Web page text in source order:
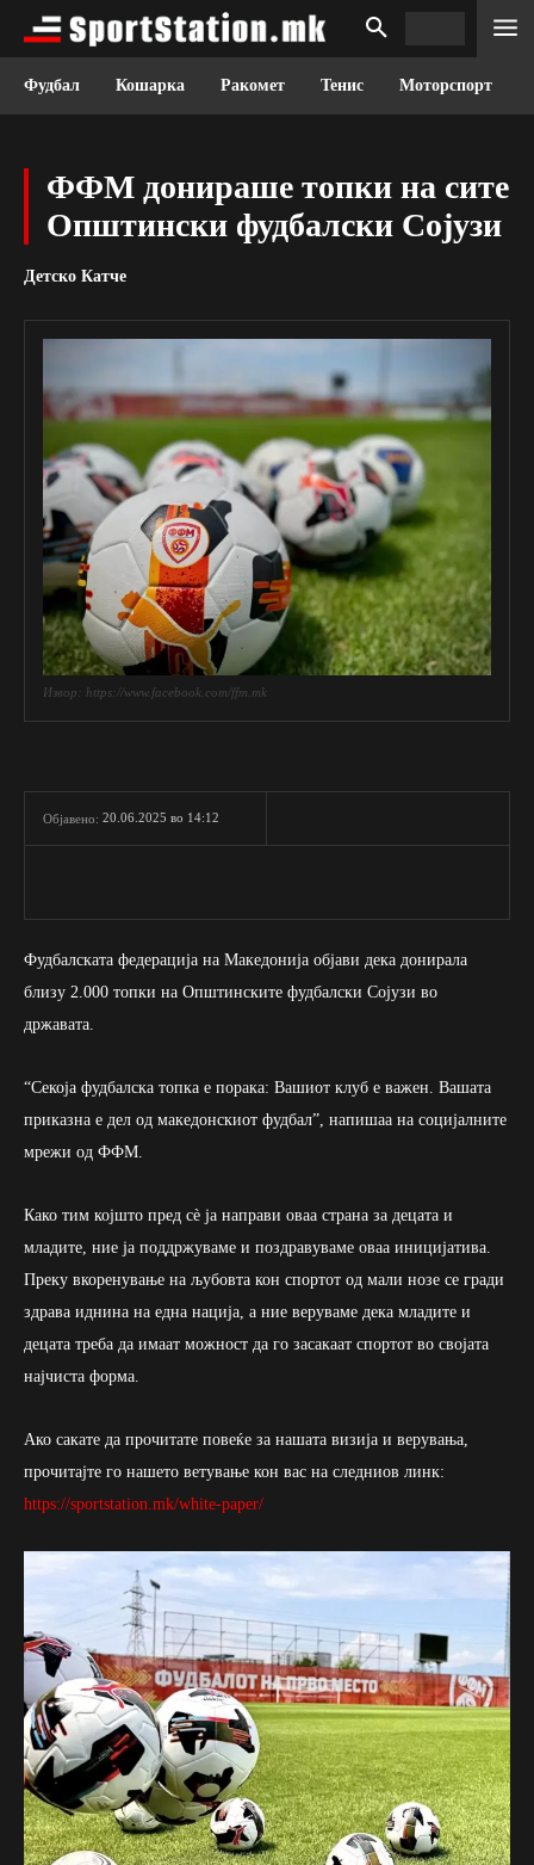
Фудбал Кошарка Ракомет Тенис Моторспорт
ФФМ донираше топки на сите
Општински фудбалски Сојузи
Детско Катче
Извор: https://www.facebook.com/ffm.mk
Објавено: 20.06.2025 во 14:12
Фудбалската федерација на Македонија објави дека донирала
близу 2.000 топки на Општинските фудбалски Сојузи во
државата.
“Секоја фудбалска топка е порака: Вашиот клуб е важен. Вашата
приказна е дел од македонскиот фудбал”, напишаа на социјалните
мрежи од ФФМ.
Како тим којшто пред сè ја направи оваа страна за децата и
младите, ние ја поддржуваме и поздравуваме оваа иницијатива.
Преку вкоренување на љубовта кон спортот од мали нозе се гради
здрава иднина на една нација, а ние веруваме дека младите и
децата треба да имаат можност да го засакаат спортот во својата
најчиста форма.
Ако сакате да прочитате повеќе за нашата визија и верувања,
прочитајте го нашето ветување кон вас на следниов линк:
https://sportstation.mk/white-paper/